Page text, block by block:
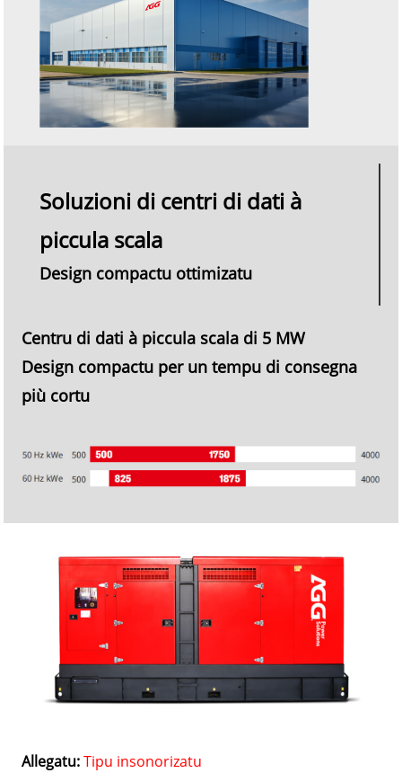
Soluzioni di centri di dati à
piccula scala
Design compactu ottimizatu
Centru di dati à piccula scala di 5 MW
Design compactu per un tempu di consegna
più cortu
Allegatu: Tipu insonorizatu